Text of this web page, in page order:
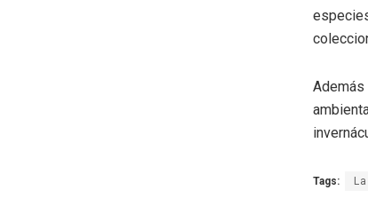
Tags: